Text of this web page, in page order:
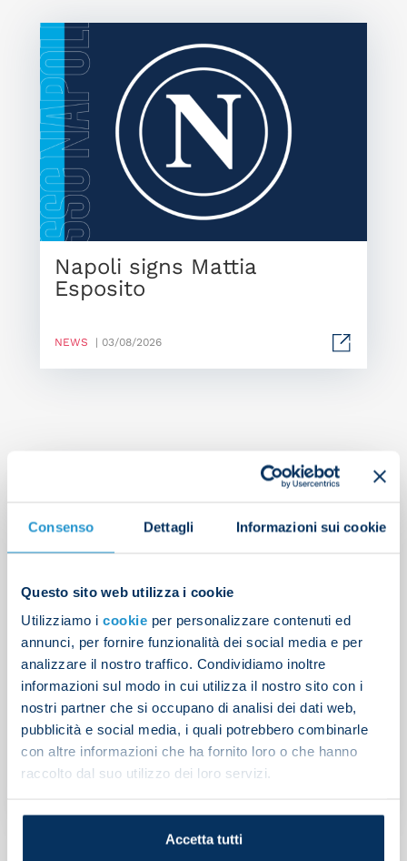
Consenso Dettagli Informazioni sui cookie
Questo sito web utilizza i cookie
Utilizziamo i cookie per personalizzare contenuti ed
annunci, per fornire funzionalità dei social media e per
analizzare il nostro traffico. Condividiamo inoltre
informazioni sul modo in cui utilizza il nostro sito con i
nostri partner che si occupano di analisi dei dati web,
pubblicità e social media, i quali potrebbero combinarle
con altre informazioni che ha fornito loro o che hanno
raccolto dal suo utilizzo dei loro servizi.
Accetta tutti
Napoli signs Mattia
Esposito
NEWS | 03/08/2026
Club statement on
Lindstrom